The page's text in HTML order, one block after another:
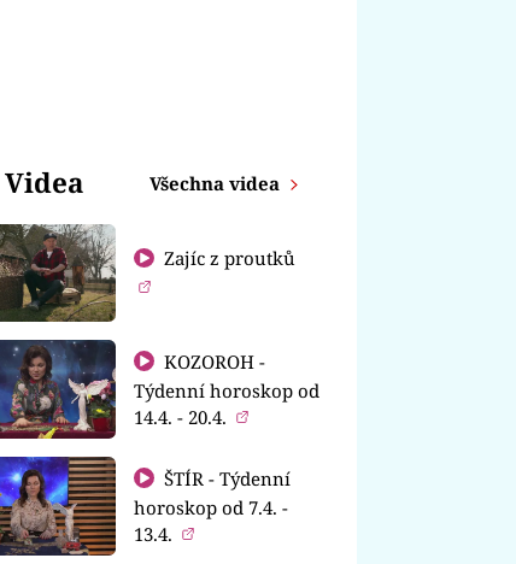
Videa Všechna videa
Zajíc z proutků
KOZOROH -
Týdenní horoskop od
14.4. - 20.4.
ŠTÍR - Týdenní
horoskop od 7.4. -
13.4.